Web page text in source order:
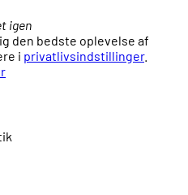
igen
den bedste oplevelse af
i privatlivsindstillinger.